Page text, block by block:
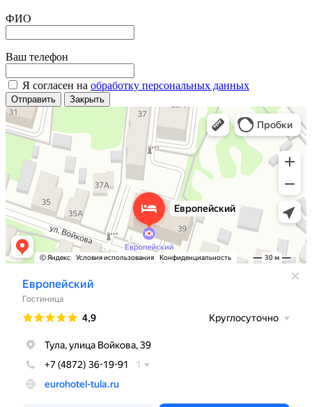
ФИО
Ваш телефон
Я согласен на обработку персональных данных
Отправить Закрыть